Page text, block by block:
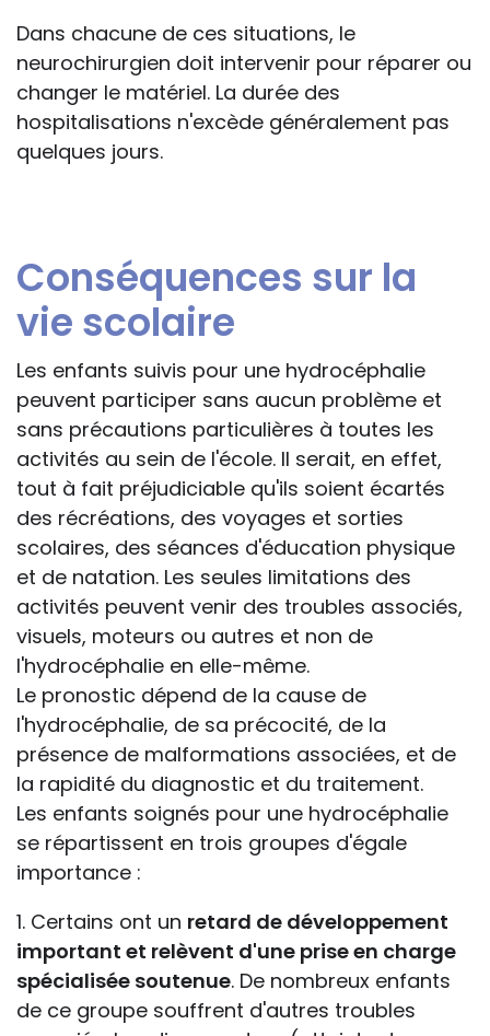
Dans chacune de ces situations, le
neurochirurgien doit intervenir pour réparer ou
changer le matériel. La durée des
hospitalisations n'excède généralement pas
quelques jours.
Conséquences sur la
vie scolaire
Les enfants suivis pour une hydrocéphalie
peuvent participer sans aucun problème et
sans précautions particulières à toutes les
activités au sein de l'école. Il serait, en effet,
tout à fait préjudiciable qu'ils soient écartés
des récréations, des voyages et sorties
scolaires, des séances d'éducation physique
et de natation. Les seules limitations des
activités peuvent venir des troubles associés,
visuels, moteurs ou autres et non de
l'hydrocéphalie en elle-même.
Le pronostic dépend de la cause de
l'hydrocéphalie, de sa précocité, de la
présence de malformations associées, et de
la rapidité du diagnostic et du traitement.
Les enfants soignés pour une hydrocéphalie
se répartissent en trois groupes d'égale
importance :
1. Certains ont un retard de développement
important et relèvent d'une prise en charge
spécialisée soutenue. De nombreux enfants
de ce groupe souffrent d'autres troubles